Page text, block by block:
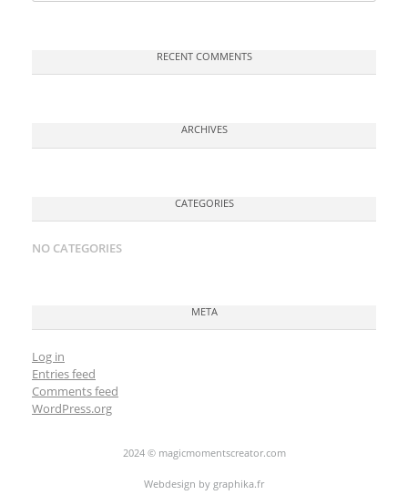
RECENT COMMENTS
ARCHIVES
CATEGORIES
NO CATEGORIES
META
Log in
Entries feed
Comments feed
WordPress.org
2024 © magicmomentscreator.com
Webdesign by graphika.fr